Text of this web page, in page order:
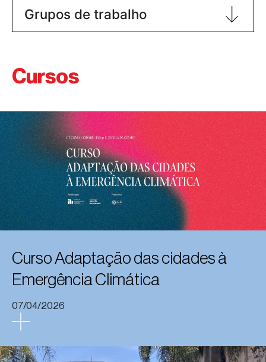
Grupos de trabalho
Cursos
Curso Adaptação das cidades à
Emergência Climática
07/04/2026